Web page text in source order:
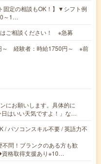
定の相談もOK！】▼シフト例
～1…
ご相談ください！ ※急募
～ 経験者：時給1750円～ ※前
にお願いします。具体的に
はいい天気ですよ！」な…
/ パソコンスキル不要 / 英語力不
問！ブランクのある方も歓
格取得支援あり※10…